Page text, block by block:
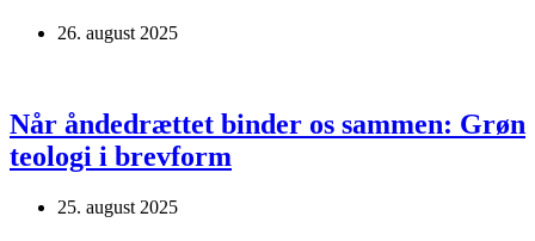
26. august 2025
Når åndedrættet binder os sammen: Grøn
teologi i brevform
25. august 2025